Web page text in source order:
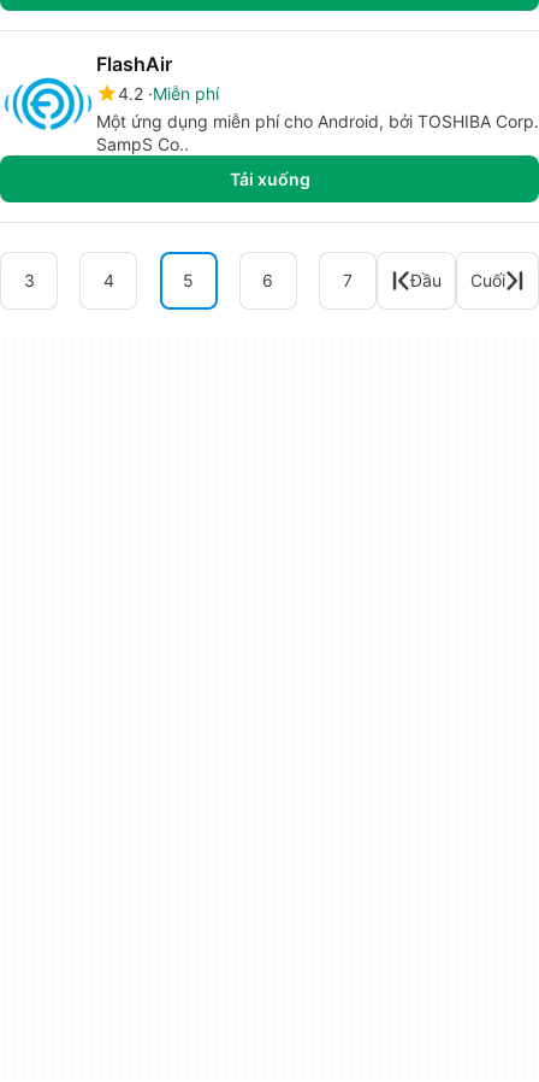
FlashAir
4.2 Miễn phí
Một ứng dụng miễn phí cho Android, bởi TOSHIBA Corp.
SampS Co..
Tải xuống
3 4 5 6 7 Đầu Cuối